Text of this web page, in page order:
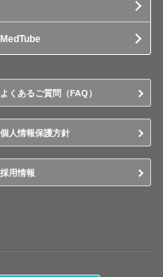
よくあるご質問（FAQ）
個人情報保護方針
採用情報